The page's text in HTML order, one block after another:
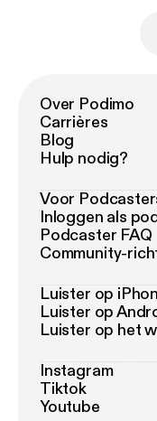
Over Podimo
Carrières
Blog
Hulp nodig?
Voor
Inloggen als
Podcaster FAQ
Community-
Luister op
Luister op
Luister op het
Instagram
Tiktok
Youtube